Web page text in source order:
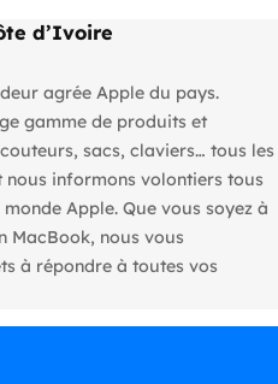
d’Ivoire
agrée Apple du pays.
gamme de produits et
sacs, claviers… tous les
nous informons volontiers tous
Apple. Que vous soyez à
MacBook, nous vous
à répondre à toutes vos